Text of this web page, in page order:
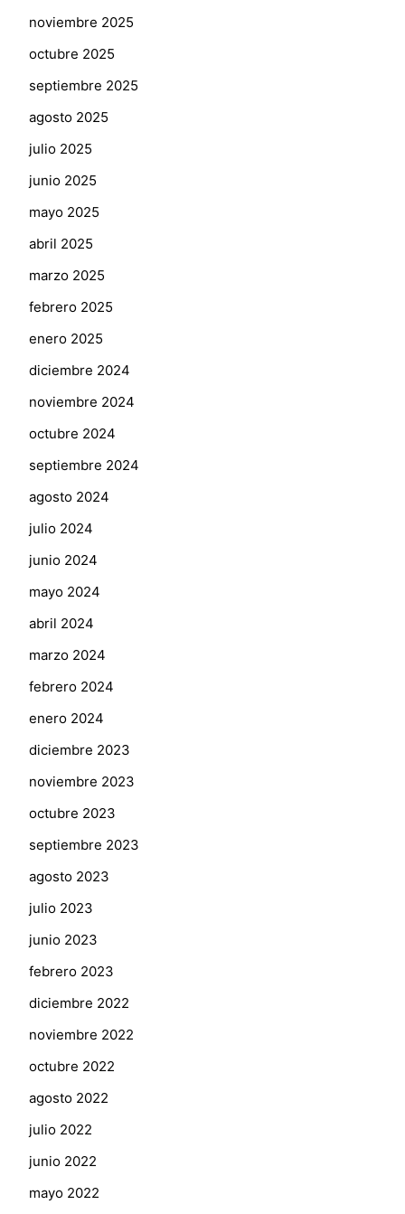
noviembre 2025
octubre 2025
septiembre 2025
agosto 2025
julio 2025
junio 2025
mayo 2025
abril 2025
marzo 2025
febrero 2025
enero 2025
diciembre 2024
noviembre 2024
octubre 2024
septiembre 2024
agosto 2024
julio 2024
junio 2024
mayo 2024
abril 2024
marzo 2024
febrero 2024
enero 2024
diciembre 2023
noviembre 2023
octubre 2023
septiembre 2023
agosto 2023
julio 2023
junio 2023
febrero 2023
diciembre 2022
noviembre 2022
octubre 2022
agosto 2022
julio 2022
junio 2022
mayo 2022